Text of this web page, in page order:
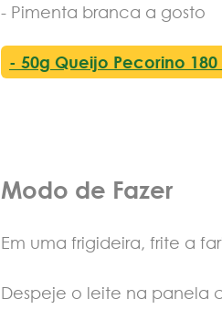
- Pimenta branca a gosto
- 50g Queijo Pecorino
Modo de Fazer
Em uma frigideira, frite a
Despeje o leite na panela